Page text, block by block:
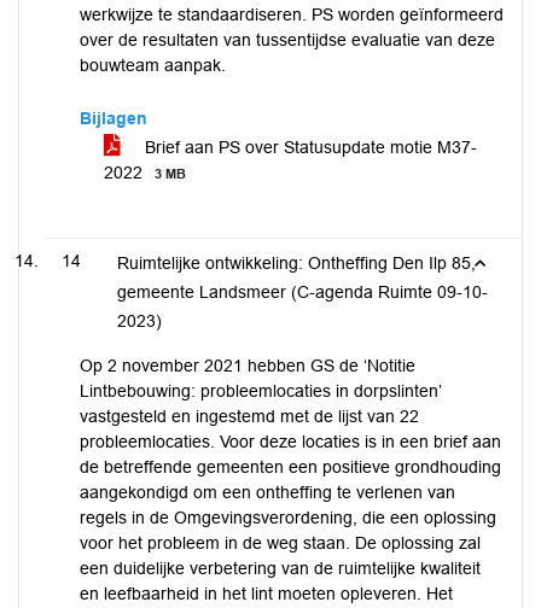
werkwijze te standaardiseren. PS worden geïnformeerd
over de resultaten van tussentijdse evaluatie van deze
bouwteam aanpak.
Bijlagen
Brief aan PS over Statusupdate motie M37-
2022
3 MB
14
Ruimtelijke ontwikkeling: Ontheffing Den Ilp 85,
gemeente Landsmeer (C-agenda Ruimte 09-10-
2023)
Op 2 november 2021 hebben GS de ‘Notitie
Lintbebouwing: probleemlocaties in dorpslinten’
vastgesteld en ingestemd met de lijst van 22
probleemlocaties. Voor deze locaties is in een brief aan
de betreffende gemeenten een positieve grondhouding
aangekondigd om een ontheffing te verlenen van
regels in de Omgevingsverordening, die een oplossing
voor het probleem in de weg staan. De oplossing zal
een duidelijke verbetering van de ruimtelijke kwaliteit
en leefbaarheid in het lint moeten opleveren. Het